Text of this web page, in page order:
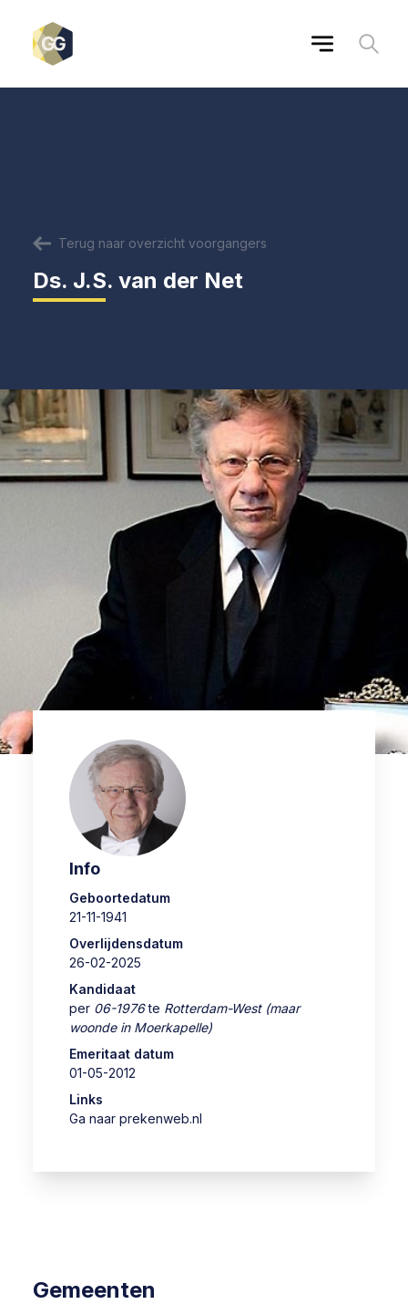
Terug naar overzicht voorgangers
Ds. J.S. van der Net
Gemeenten
Info
Geboortedatum
21-11-1941
Overlijdensdatum
26-02-2025
Kandidaat
per 06-1976te Rotterdam-West (maar
woonde in Moerkapelle)
Emeritaat datum
01-05-2012
Links
Ga naar prekenweb.nl